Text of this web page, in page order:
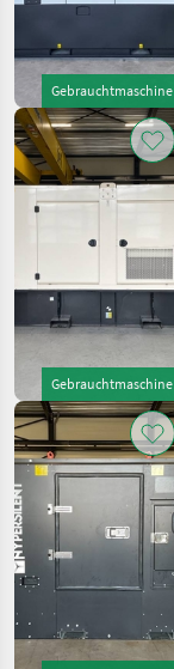
Gebrauchtmaschine
Gebrauchtmaschine